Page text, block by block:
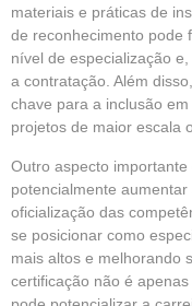
materiais e práticas de
de reconhecimento pode
nível de especialização
a contratação. Além
chave para a inclusão
projetos de maior escala
Outro aspecto
potencialmente
oficialização das
se posicionar como
mais altos e melhorando
certificação não é